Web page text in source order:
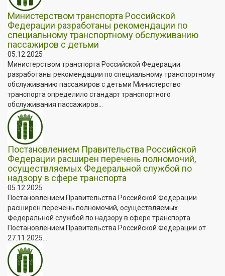
Министерством транспорта Российской
Федерации разработаны рекомендации по
специальному транспортному обслуживанию
пассажиров с детьми
05.12.2025
Министерством транспорта Российской Федерации
разработаны рекомендации по специальному транспортному
обслуживанию пассажиров с детьми Министерство
транспорта определило стандарт транспортного
обслуживания пассажиров...
Постановлением Правительства Российской
Федерации расширен перечень полномочий,
осуществляемых Федеральной службой по
надзору в сфере транспорта
05.12.2025
Постановлением Правительства Российской Федерации
расширен перечень полномочий, осуществляемых
Федеральной службой по надзору в сфере транспорта
Постановлением Правительства Российской Федерации от
27.11.2025...